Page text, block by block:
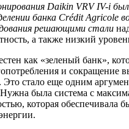
Daikin VRVIV-i
банка Crédit Agricole
решающими стали
а также низкий
как «зеленый банк»,
и сокращение
Это стало еще одним
была система с
которая обеспечивала